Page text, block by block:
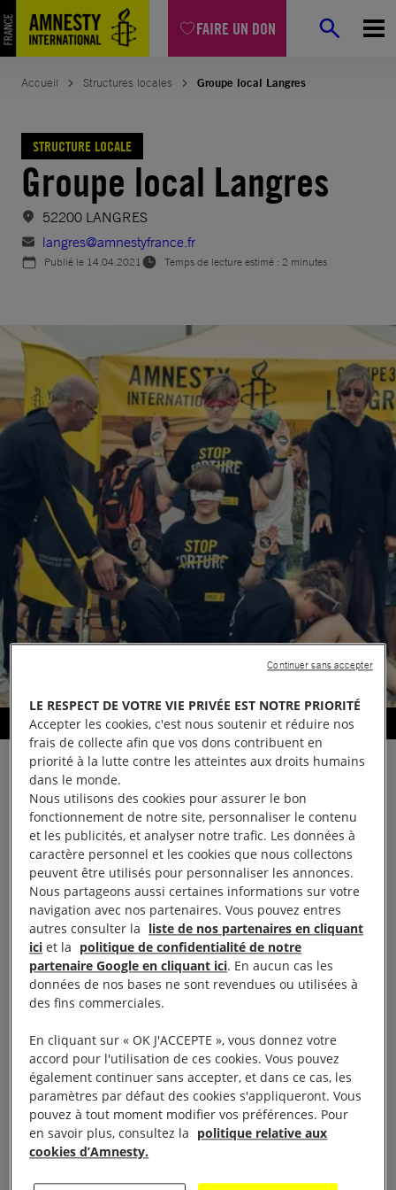
FAIRE UN DON
Aller
au
contenu
Accueil Structures locales Groupe local Langres
STRUCTURE LOCALE
Groupe local Langres
52200 LANGRES
langres@amnestyfrance.fr
Publié le 14.04.2021 Temps de lecture estimé : 2 minutes
Festival du chien à plumes 2015: Stand des droits humains
LA VIE DU GROUPE
Présentation
Dans le Sud haut-marnais, l’association-Groupe
Amnesty International Langres agit depuis 1981
pour la défense et la promotion des droits humains.
Soudés, les militants de tout âge, milieu et
respect des opinions et intérêts de chacun.
Nous diversifions les partenariats solidaires et
travaillons régulièrement avec des artistes locaux,
des comédiens, des associations à visée culturelle et
LE RESPECT DE VOTRE VIE PRIVÉE EST NOTRE PRIORITÉ
Accepter les cookies, c'est nous soutenir et réduire nos
frais de collecte afin que vos dons contribuent en
priorité à la lutte contre les atteintes aux droits humains
dans le monde.
Nous utilisons des cookies pour assurer le bon
fonctionnement de notre site, personnaliser le contenu
et les publicités, et analyser notre trafic. Les données à
caractère personnel et les cookies que nous collectons
peuvent être utilisés pour personnaliser les annonces.
Nous partageons aussi certaines informations sur votre
navigation avec nos partenaires. Vous pouvez entres
autres consulter la liste de nos partenaires en cliquant
ici et la politique de confidentialité de notre
partenaire Google en cliquant ici. En aucun cas les
données de nos bases ne sont revendues ou utilisées à
des fins commerciales.
En cliquant sur « OK J'ACCEPTE », vous donnez votre
accord pour l'utilisation de ces cookies. Vous pouvez
également continuer sans accepter, et dans ce cas, les
paramètres par défaut des cookies s'appliqueront. Vous
pouvez à tout moment modifier vos préférences. Pour
en savoir plus, consultez la politique relative aux
cookies d’Amnesty.
Continuer sans accepter